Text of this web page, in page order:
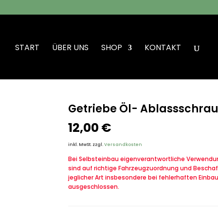
START ÜBER UNS SHOP KONTAKT
Getriebe Öl-
12,00 €
inkl. MwSt. zzgl.Versandkosten
Bei Selbsteinbau eigenverantwortliche
sind auf richtige Fahrzeugzuordnung und
jeglicher Art insbesondere bei fehlerhaften
ausgeschlossen.